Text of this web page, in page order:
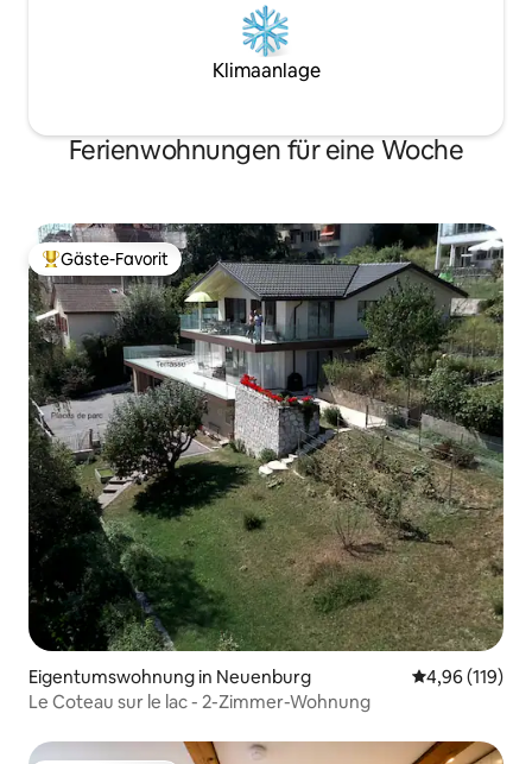
Klimaanlage
Ferienwohnungen für eine Woche
Beliebter Gäste-Favorit.
Gäste-Favorit
Eigentumswohnung in Neuenburg
4,96 (119)
Le Coteau sur le lac - 2-Zimmer-Wohnung